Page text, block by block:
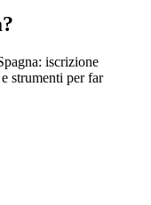
iscrizione
strumenti per far